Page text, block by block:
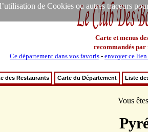
de Cookies ou autres traceurs
Carte et menus
recommandés par
Ce département dans vos favoris - envoyer ce
des Restaurants Carte du Département Liste
Vous